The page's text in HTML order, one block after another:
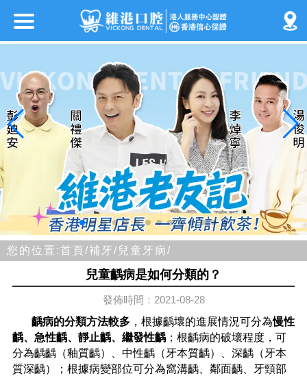
您的位置:首頁/補牙/ 兒童牙病/
兒童齲病是如何分類的？
發佈時間：2021-08-28
齲病的分類方法較多，根據齲壞的進展情況可分為慢性
齲、急性齲、靜止齲、繼發性齲；根齲病的破壞程度，可
分為齲齲（釉質齲）、中性齲（牙本質齲）、深齲（牙本
質深齲）；根據病變部位可分為窩溝齲、鄰面齲、牙頸部